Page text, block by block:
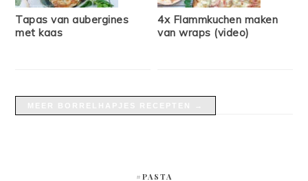
Tapas van aubergines
met kaas
4x Flammkuchen maken
van wraps (video)
#PASTA